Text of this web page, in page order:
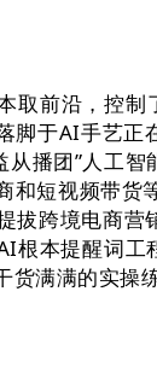
前沿，控制
脚于AI手艺
播团”人工
和短视频带
拔跨境电商
根本提醒词
满满的实操